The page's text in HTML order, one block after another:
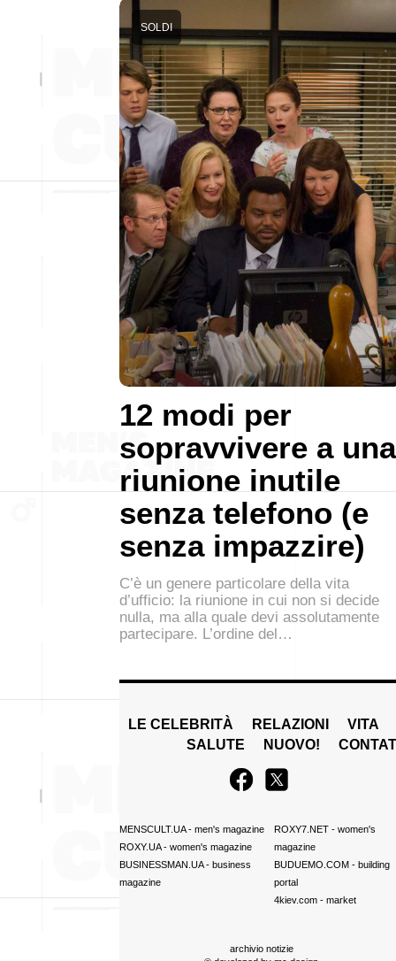
12 modi per
sopravvivere a una
riunione inutile
senza telefono (e
senza impazzire)
SOLDI
C’è un genere particolare della vita
d’ufficio: la riunione in cui non si decide
nulla, ma alla quale devi assolutamente
partecipare. L’ordine del…
LE CELEBRITÀ RELAZIONI
VITA
SALUTE
NUOVO!
MENSCULT.UA- men's magazine
ROXY.UA- women's magazine
BUSINESSMAN.UA- business
magazine
ROXY7.NET- women's
magazine
BUDUEMO.COM- building
portal
4kiev.com- market
archivio notizie